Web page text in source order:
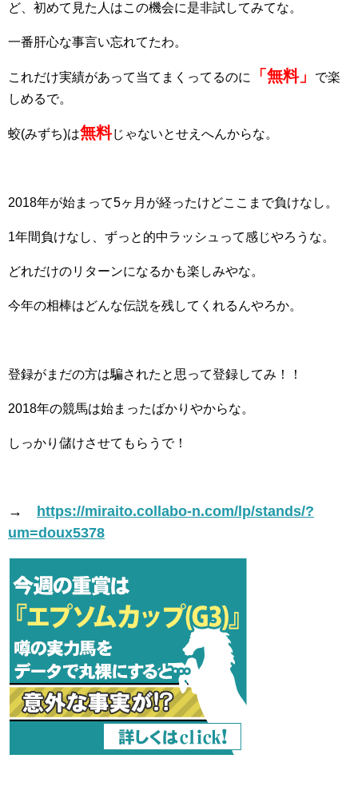
ど、初めて見た人はこの機会に是非試してみてな。
一番肝心な事言い忘れてたわ。
これだけ実績があって当てまくってるのに 「無料」
で楽
しめるで。
蛟(みずち)は無料じゃないとせえへんからな。
2018年が始まって5ヶ月が経ったけどここまで負けなし。
1年間負けなし、ずっと的中ラッシュって感じやろうな。
どれだけのリターンになるかも楽しみやな。
今年の相棒はどんな伝説を残してくれるんやろか。
登録がまだの方は騙されたと思って登録してみ！！
2018年の競馬は始まったばかりやからな。
しっかり儲けさせてもらうで！
→
https://miraito.collabo-n.com/lp/stands/?
um=doux5378